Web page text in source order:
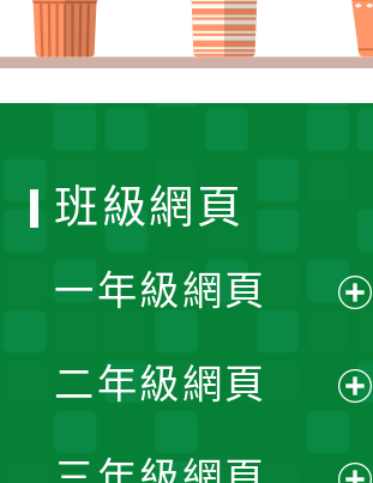
班級網頁
一年級網頁
開
二年級網頁